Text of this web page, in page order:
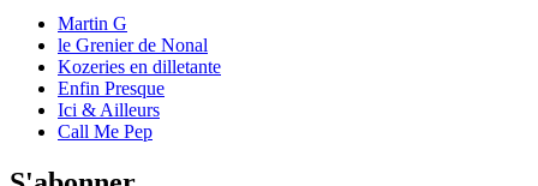
Martin G
le Grenier de Nonal
Kozeries en dilletante
Enfin Presque
Ici & Ailleurs
Call Me Pep